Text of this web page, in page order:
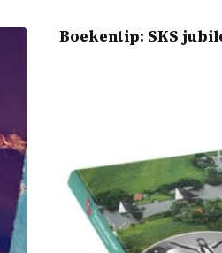
Boekentip: SKS